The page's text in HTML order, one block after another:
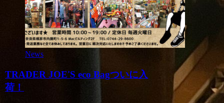
News
TRADER JOE'S eco Bagついに入
荷！